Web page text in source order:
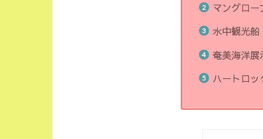
マングロー
水中観光
奄美海洋展
ハートロッ